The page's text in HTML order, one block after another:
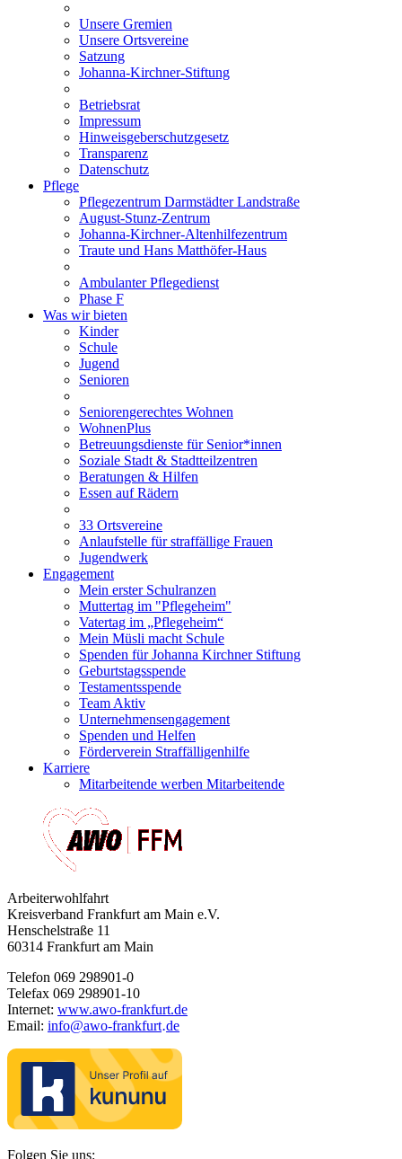
Unsere Gremien
Unsere Ortsvereine
Satzung
Johanna-Kirchner-Stiftung
Betriebsrat
Impressum
Hinweisgeberschutzgesetz
Transparenz
Datenschutz
Pflege
Pflegezentrum Darmstädter Landstraße
August-Stunz-Zentrum
Johanna-Kirchner-Altenhilfezentrum
Traute und Hans Matthöfer-Haus
Ambulanter Pflegedienst
Phase F
Was wir bieten
Kinder
Schule
Jugend
Senioren
Seniorengerechtes Wohnen
WohnenPlus
Betreuungsdienste für Senior*innen
Soziale Stadt & Stadtteilzentren
Beratungen & Hilfen
Essen auf Rädern
33 Ortsvereine
Anlaufstelle für straffällige Frauen
Jugendwerk
Engagement
Mein erster Schulranzen
Muttertag im "Pflegeheim"
Vatertag im „Pflegeheim“
Mein Müsli macht Schule
Spenden für Johanna Kirchner Stiftung
Geburtstagsspende
Testamentsspende
Team Aktiv
Unternehmensengagement
Spenden und Helfen
Förderverein Straffälligenhilfe
Karriere
Mitarbeitende werben Mitarbeitende
Arbeiterwohlfahrt
Kreisverband Frankfurt am Main e.V.
Henschelstraße 11
60314 Frankfurt am Main
Telefon 069 298901-0
Telefax 069 298901-10
Internet: www.awo-frankfurt.de
Email: info@awo-frankfurt·de
Folgen Sie uns: